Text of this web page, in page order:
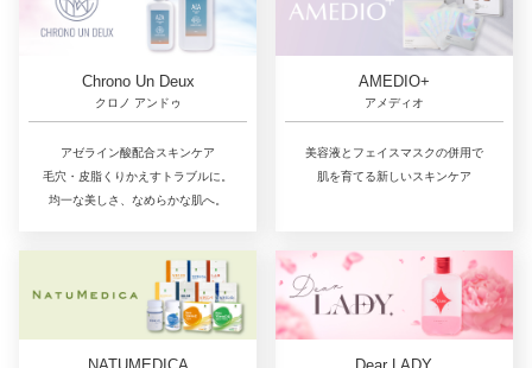
Chrono Un Deux
クロノ アンドゥ
アゼライン酸配合スキンケア
毛穴・皮脂くりかえすトラブルに。
均一な美しさ、なめらかな肌へ。
AMEDIO+
アメディオ
美容液とフェイスマスクの併用で
肌を育てる新しいスキンケア